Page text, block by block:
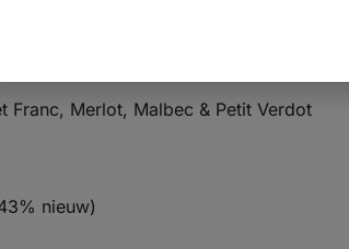
Franc, Merlot, Malbec & Petit Verdot
nieuw)